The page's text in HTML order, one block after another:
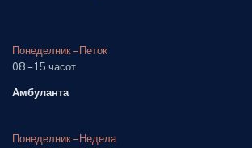
Понеделник – Петок
08 – 15 часот
Амбуланта
Понеделник – Недела